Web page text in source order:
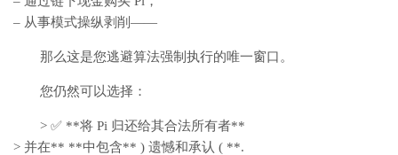
– 从事模式操纵剥削——
那么这是您逃避算法强制执行的唯一窗口。
您仍然可以选择：
> ✅ **将 Pi 归还给其合法所有者**
> 并在** **中包含** ) 遗憾和承认 ( **.